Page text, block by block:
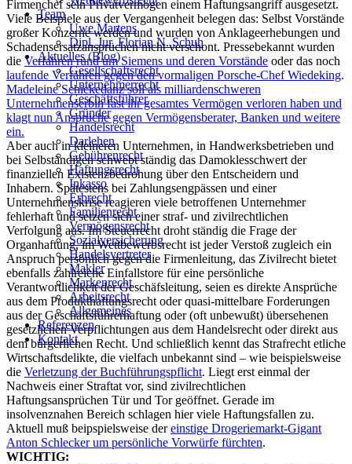
Team
Uwe Martens
Dipl. Jur. Florian N. Schuh
Aktuelles (Blog)
Gesellschaftsrecht
Unternehmerrecht
Geschäftsführer
Gründer
Handelsrecht
Darlehen
Gebührenrecht
Haftungsrecht
Inkasso
Erbrecht
Familienrecht
Vermögensrecht
Sozialversicherung
Handelsvertreter
Makler
Markenrecht
Arbeitsrecht
Allgemeines
Referenzen
Kontakt
Firmenchef sein Privatvermögen einem Haftungsangriff ausgesetzt.
Viele Beispiele aus der Vergangenheit belegen das: Selbst Vorstände
großer Konzerne werden und wurden von Anklageerhebungen und
Schadensersatzansprüchen nicht verschont. Pressebekannt wurden
die Verfahren rund um Siemens und deren Vorstände oder das noch
laufende Verfahren gegen den vormaligen Porsche-Chef Wiedeking.
Madeleine Schickedanz soll als milliardenschweren
Unternehmenserbin fast ihr gesamtes Vermögen verloren haben und
klagt nun Ansprüche gegen Vermögensberater, Banken und weitere
ein.
Aber auch in kleineren Unternehmen, in Handwerksbetrieben und
bei Selbständigen schwebt ständig das Damoklesschwert der
finanziellen Existenzbedrohung über den Entscheidern und
Inhabern. Spätestens bei Zahlungsengpässen und einer
Unternehmenskrise reagieren viele betroffenen Unternehmer
fehlerhaft und setzen sich einer straf- und zivilrechtlichen
Verfolgung aus. Im Steuerrecht droht ständig die Frage der
Organhaftung, im Wettbewerbsrecht ist jeder Verstoß zugleich ein
Anspruch persönlich gegen die Firmenleitung, das Zivilrecht bietet
ebenfalls zahlreiche Einfallstore für eine persönliche
Verantwortlichkeit der Geschäfsleitung, seien es direkte Ansprüche
aus dem Produkthaftungsrecht oder quasi-mittelbare Forderungen
aus der Geschäftsführerhaftung oder (oft unbewußt) übersehenen
gesetzlichen Verpflichtungen aus dem Handelsrecht oder direkt aus
dem bürgerlichen Recht. Und schließlich kennt das Strafrecht etliche
Wirtschaftsdelikte, die vielfach unbekannt sind – wie beispielsweise
die Verletzung der Buchführungspflicht. Liegt erst einmal der
Nachweis einer Straftat vor, sind zivilrechtlichen
Haftungsansprüchen Tür und Tor geöffnet. Gerade im
insolvenznahen Bereich schlagen hier viele Haftungsfallen zu.
Aktuell muß beipspielsweise dereinstige Drogeriemarkt-Gigant
Anton Schlecker um persönliche Vorwürfe fürchten.
WICHTIG: